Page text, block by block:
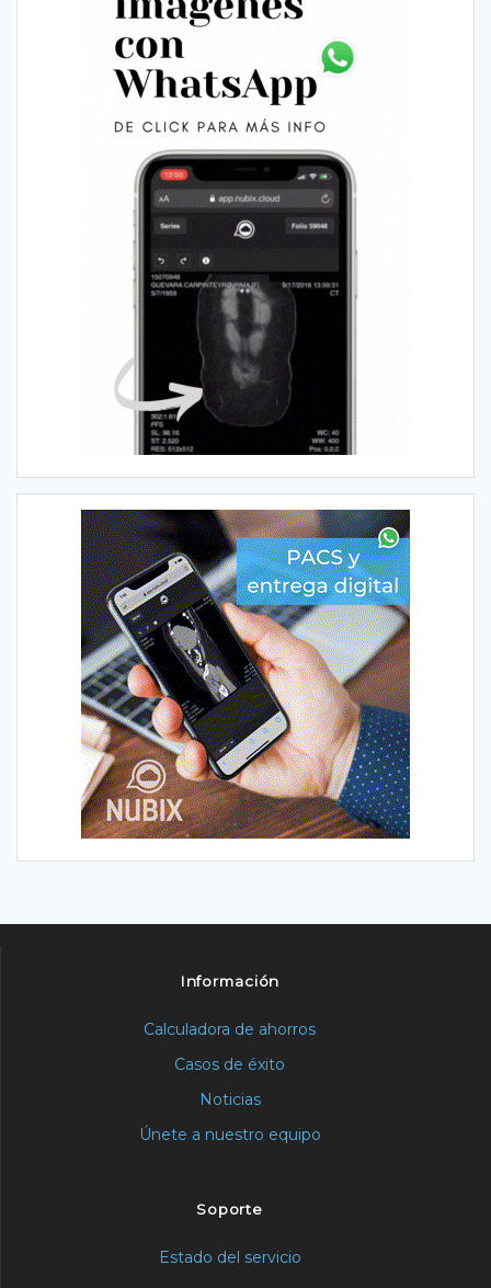
Información
Calculadora de ahorros
Casos de éxito
Noticias
Únete a nuestro equipo
Soporte
Estado del servicio